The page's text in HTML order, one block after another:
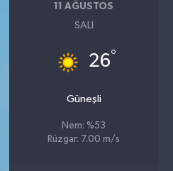
11 AĞUSTOS
SALI
26°
Güneşli
Nem: %53
Rüzgar: 7.00 m/s